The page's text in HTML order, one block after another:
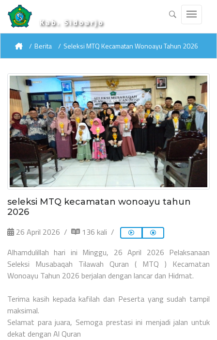
Kab. Sidoarjo
Berita Seleksi MTQ Kecamatan Wonoayu Tahun 2026
seleksi MTQ kecamatan wonoayu tahun
2026
26 April 2026
136 kali
Alhamdulillah hari ini Minggu, 26 April 2026 Pelaksanaan
Seleksi Musabaqah Tilawah Quran ( MTQ ) Kecamatan
Wonoayu Tahun 2026 berjalan dengan lancar dan Hidmat.
Terima kasih kepada kafilah dan Peserta yang sudah tampil
maksimal.
Selamat para juara, Semoga prestasi ini menjadi jalan untuk
dekat dengan Al Quran